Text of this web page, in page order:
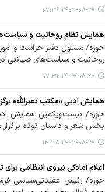
۱۴۰۳-۰۸-۲۸ ۰۷:۳۶
همایش نظام روحانیت و
حوزه/ مسئول دفتر حراست و
روحانیت و سیاست‌های صیانتی
۱۴۰۳-۰۸-۲۸ ۰۷:۳۲
همایش ادبی «مکتب نصرالله»
حوزه/ بیست‌ویکمین همایش
بخش شعر و داستان کوتاه
۱۴۰۳-۰۸-۲۸ ۱۴:۳۸
اعلام آمادگی نیروی انتظامی
حوزه/ رئیس عقیدتی‌سیاسی